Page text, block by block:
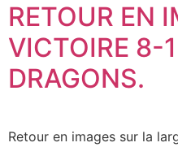
RETOUR EN
VICTOIRE 8-
DRAGONS.
Retour en images sur la